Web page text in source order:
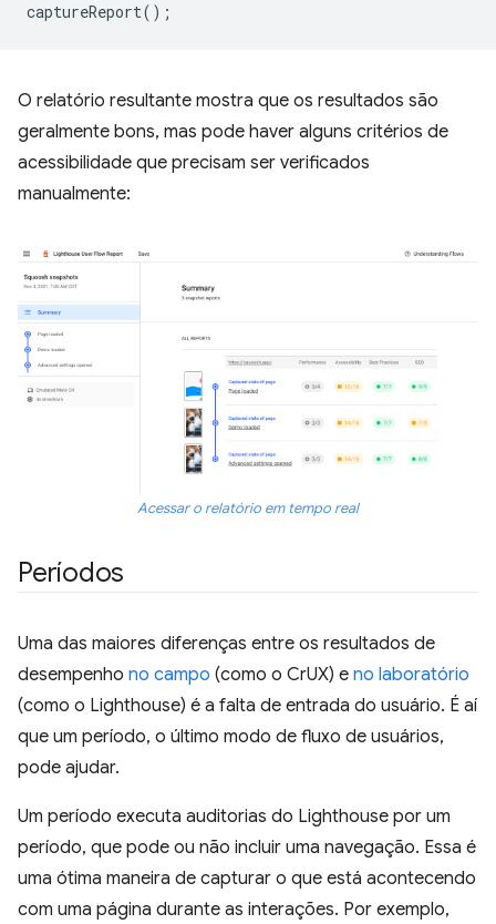
captureReport();
O relatório resultante mostra que os resultados são
geralmente bons, mas pode haver alguns critérios de
acessibilidade que precisam ser verificados
manualmente:
Acessar o relatório em tempo real
Períodos
Uma das maiores diferenças entre os resultados de
desempenho no campo (como o CrUX) e no laboratório
(como o Lighthouse) é a falta de entrada do usuário. É aí
que um período, o último modo de fluxo de usuários,
pode ajudar.
Um período executa auditorias do Lighthouse por um
período, que pode ou não incluir uma navegação. Essa é
uma ótima maneira de capturar o que está acontecendo
com uma página durante as interações. Por exemplo,